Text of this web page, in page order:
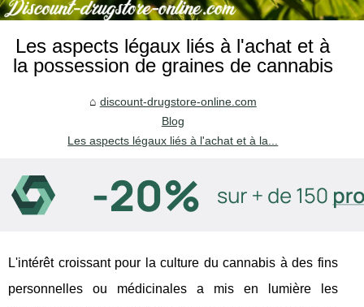
Les aspects légaux liés à l'achat et à
la possession de graines de cannabis
discount-drugstore-online.com
Blog
Les aspects légaux liés à l'achat et à la...
L'intérêt croissant pour la culture du cannabis à des fins
personnelles ou médicinales a mis en lumière les